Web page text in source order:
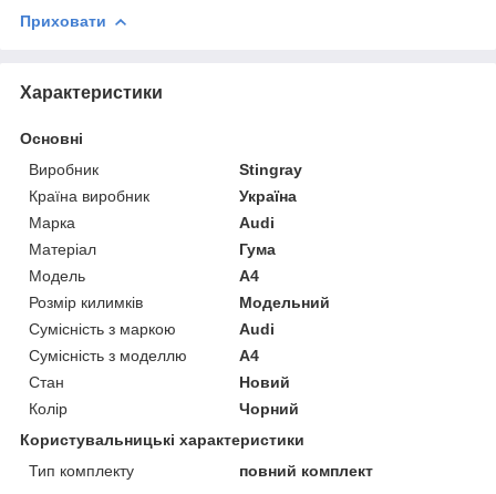
Приховати
Характеристики
Основні
Виробник
Stingray
Країна виробник
Україна
Марка
Audi
Матеріал
Гума
Модель
A4
Розмір килимків
Модельний
Сумісність з маркою
Audi
Сумісність з моделлю
A4
Стан
Новий
Колір
Чорний
Користувальницькі характеристики
Тип комплекту
повний комплект